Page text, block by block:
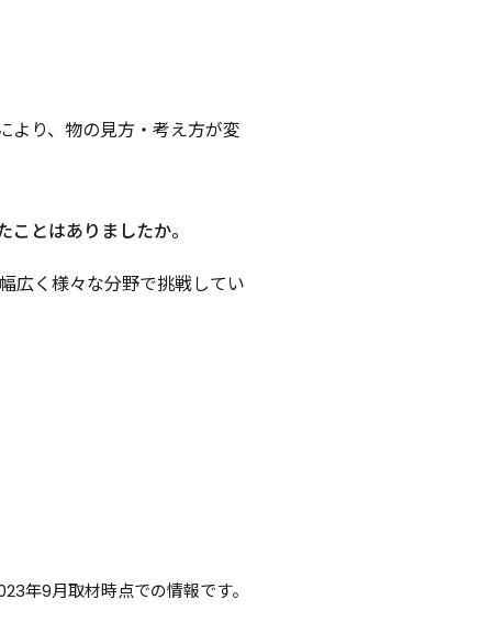
より、物の見方・考え方が変
とはありましたか。
広く様々な分野で挑戦してい
年9月取材時点での情報です。